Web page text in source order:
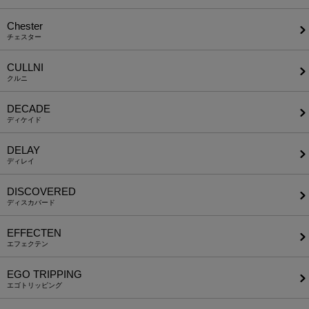
Chester
チェスター
CULLNI
クルニ
DECADE
ディケイド
DELAY
ディレイ
DISCOVERED
ディスカバード
EFFECTEN
エフェクテン
EGO TRIPPING
エゴトリッピング